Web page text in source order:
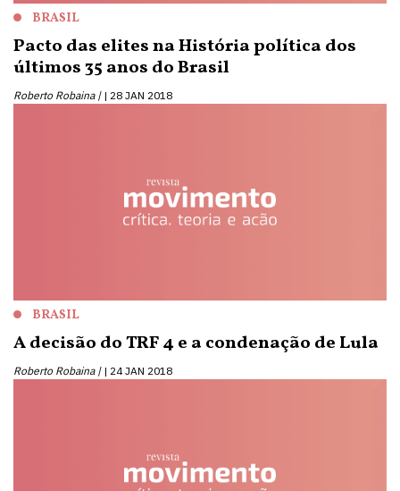
BRASIL
Pacto das elites na História política dos
últimos 35 anos do Brasil
Roberto Robaina | 28 JAN 2018
BRASIL
A decisão do TRF 4 e a condenação de Lula
Roberto Robaina | 24 JAN 2018